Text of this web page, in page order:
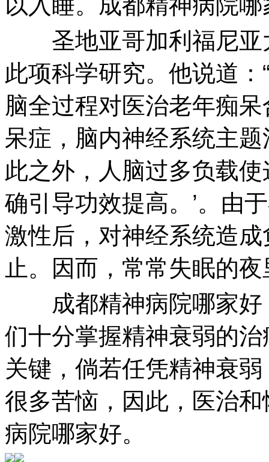
以入睡。成都精神病院
圣地亚哥加利福尼亚
此项科学研究。他说道
脑全过程对医治老年痴
呆症，脑内神经系统主
此之外，人脑过多负载
确引导功效提高。’。由
激性后，对神经系统造
止。因而，常常失眠的
成都精神病院哪家好
们十分掌握精神衰弱的
关键，倘若任凭精神衰
很多苦恼，因此，医治
病院哪家好。